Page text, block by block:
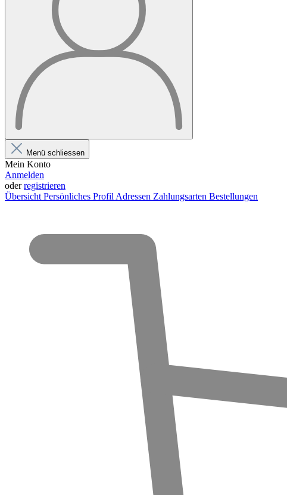
Menü schliessen
Mein Konto
Anmelden
oderregistrieren
Übersicht Persönliches Profil Adressen Zahlungsarten Bestellungen